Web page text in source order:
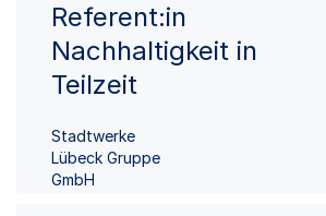
Referent:in
Nachhaltigkeit in
Teilzeit
Stadtwerke
Lübeck Gruppe
GmbH